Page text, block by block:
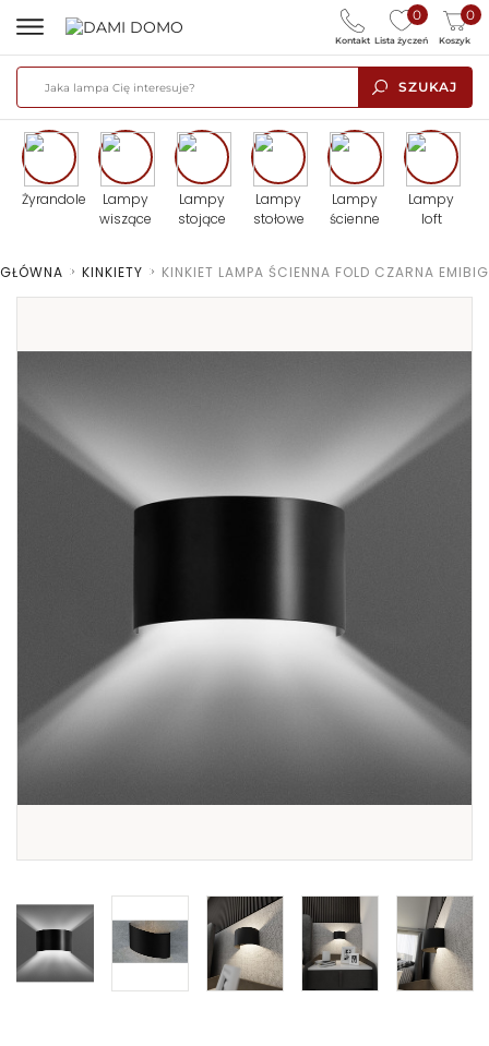
SZUKAJ
0
Lista życzeń
0
Koszyk
Kontakt
Żyrandole
Lampy
wiszące
Lampy
stojące
Lampy
stołowe
Lampy
ścienne
Lampy
loft
> KINKIETY > KINKIET LAMPA ŚCIENNA FOLD CZARNA EMIBIG